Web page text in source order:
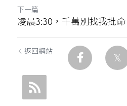
下一篇
凌晨3:30，千萬別找我批命
返回網站